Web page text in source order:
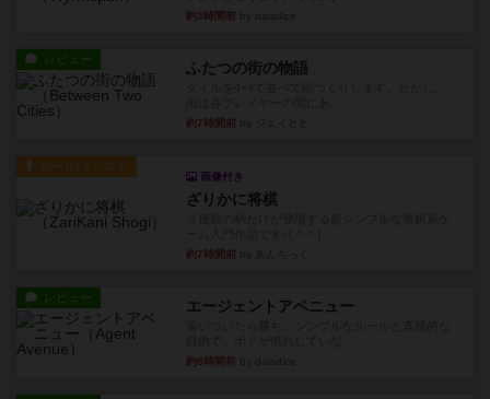
約3時間前
レビュー ふたつの街の物語
約7時間前
ルール/インスト
画像付き
ざりかに将棋
約7時間前
レビュー エージェントアベニュー
約8時間前